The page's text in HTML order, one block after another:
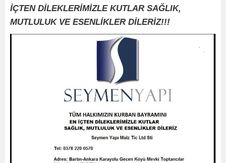
İÇTEN DİLEKLERİMİZLE KUTLAR SAĞLIK,
MUTLULUK VE ESENLİKLER DİLERİZ!!!